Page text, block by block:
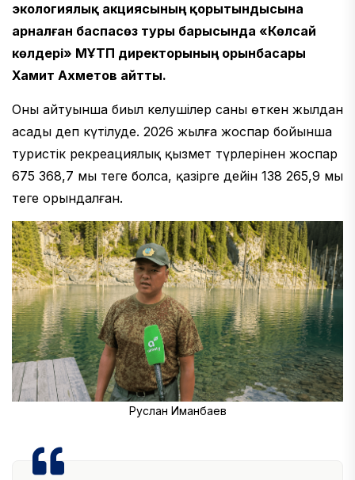
экологиялық акциясының қорытындысына
арналған баспасөз туры барысында «Көлсай
көлдері» МҰТП директорының орынбасары
Хамит Ахметов айтты.
Оның айтуынша биыл келушілер саны өткен жылдан
асады деп күтілуде. 2026 жылға жоспар бойынша
туристік рекреациялық қызмет түрлерінен жоспар
675 368,7 мың теңге болса, қазірге дейін 138 265,9 мың
теңге орындалған.
Руслан Иманбаев